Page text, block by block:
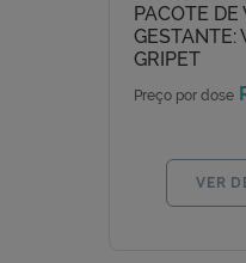
PACOTE DE
GESTANTE:
GRIPET
Preço por dose
VER